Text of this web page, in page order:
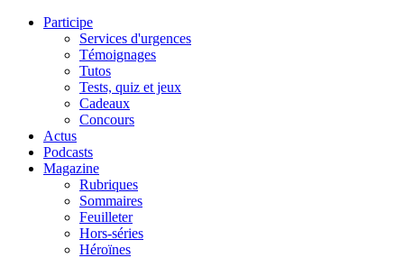
Participe
Services d'urgences
Témoignages
Tutos
Tests, quiz et jeux
Cadeaux
Concours
Actus
Podcasts
Magazine
Rubriques
Sommaires
Feuilleter
Hors-séries
Héroïnes